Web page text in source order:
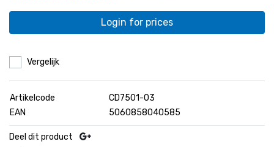
Login for prices
Vergelijk
Artikelcode
CD7501-03
EAN
5060858040585
Deel dit product